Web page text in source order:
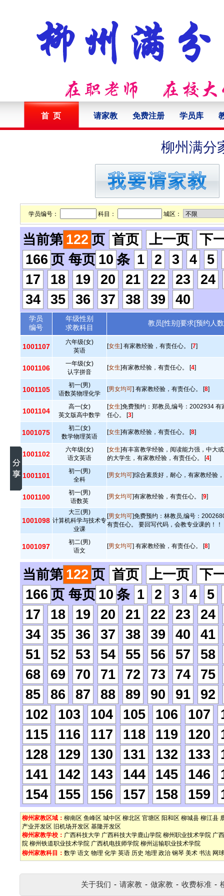
首 页 请家教 免费注册 学员库
柳州满分
学员编号： 科目： 城区：
当前第 122 页 首页 上一页
下
166 页 每页 10 条 1 2 3 4
5
17
18 19 20 21 22 23
24
34
35 36 37 38 39 40
学员
编号
年级性别
求教科目
教员[性别]要求[预约人
1001107
六年级(女)
英语
[女生] 有家教经验，有责任心。 [7]
1001106
一年级(女)
认字拼音
[女生]有家教经验，有责任心。 [4]
1001105
初一(男)
语数英物理化学
[男女均可] 有家教经验，有责任心。 [8]
1001104
高一(女)
英文版高中数学
[女生]免费预约：郑教员,编号：2002934 有
任心。 [3]
1001075
初二(女)
数学物理英语
[女生]有家教经验，有责任心。 [8]
1001102
六年级(女)
语文英语
[女生]有丰富教学经验，阅读能力强，中大
的大学生，有家教经验，有责任心。 [4]
1001101
初一(男)
全科
[男女均可]综合素质好，耐心，有家教经验
1001100
初一(男)
语数英
[男女均可]有家教经验，有责任心。 [9]
1001098
大三(男)
计算机科学与技术专
业课
[男女均可]免费预约：林教员,编号：
有责任心。 要回写代码，会教专业课的！！
1001097
初二(男)
语文
[男女均可] 有家教经验，有责任心。 [8]
当前第 122 页 首页 上一页
下
166 页 每页 10 条 1 2 3 4
5
17
18 19 20 21 22 23
24
34
35 36 37 38 39 40
41
51
52 53 54 55 56 57
58
68
69 70 71 72 73 74
75
85
86 87 88 89 90 91
92
102
103 104 105 106 107
115
116 117 118 119 120
128
129 130 131 132 133
141
142 143 144 145 146
154
155 156 157 158 159
柳州家教区域： 柳南区 鱼峰区 城中区 柳北区 官塘区 阳和区 柳城县 柳江县
产业开发区
旧机场开发区 基隆开发区
柳州家教学校： 广西科技大学 广西科技大学鹿山学院 柳州职业技术学院 广
院 柳州铁道职业技术学院 广西机电技师学院 柳州运输职业技术学院
柳州家教科目： 数学 语文 物理 化学 英语 历史 地理 政治 钢琴 美术 书法 网球
关于我们 - 请家教 - 做家教 - 收费标准 -